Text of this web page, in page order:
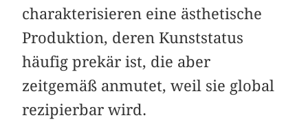
charakterisieren eine ästhetische
Produktion, deren Kunststatus
häufig prekär ist, die aber
zeitgemäß anmutet, weil sie global
rezipierbar wird.